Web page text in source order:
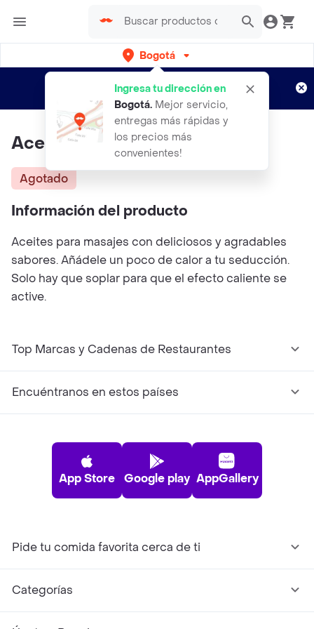
Bogotá
Ingresa tu dirección en
Bogotá. Mejor servicio,
entregas más rápidas y
los precios más
convenientes!
envíos gratis por semanas
Aplican TyC
Aceite Ice Hot
Agotado
Información del producto
Aceites para masajes con deliciosos y agradables
sabores. Añádele un poco de calor a tu seducción.
Solo hay que soplar para que el efecto caliente se
active.
Top Marcas y Cadenas de Restaurantes
Encuéntranos en estos países
App Store Google play AppGallery
Pide tu comida favorita cerca de ti
Categorías